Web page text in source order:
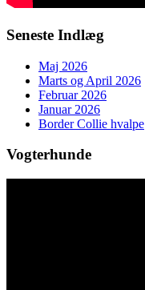
Seneste Indlæg
Maj 2026
Marts og April 2026
Februar 2026
Januar 2026
Border Collie hvalpe
Vogterhunde